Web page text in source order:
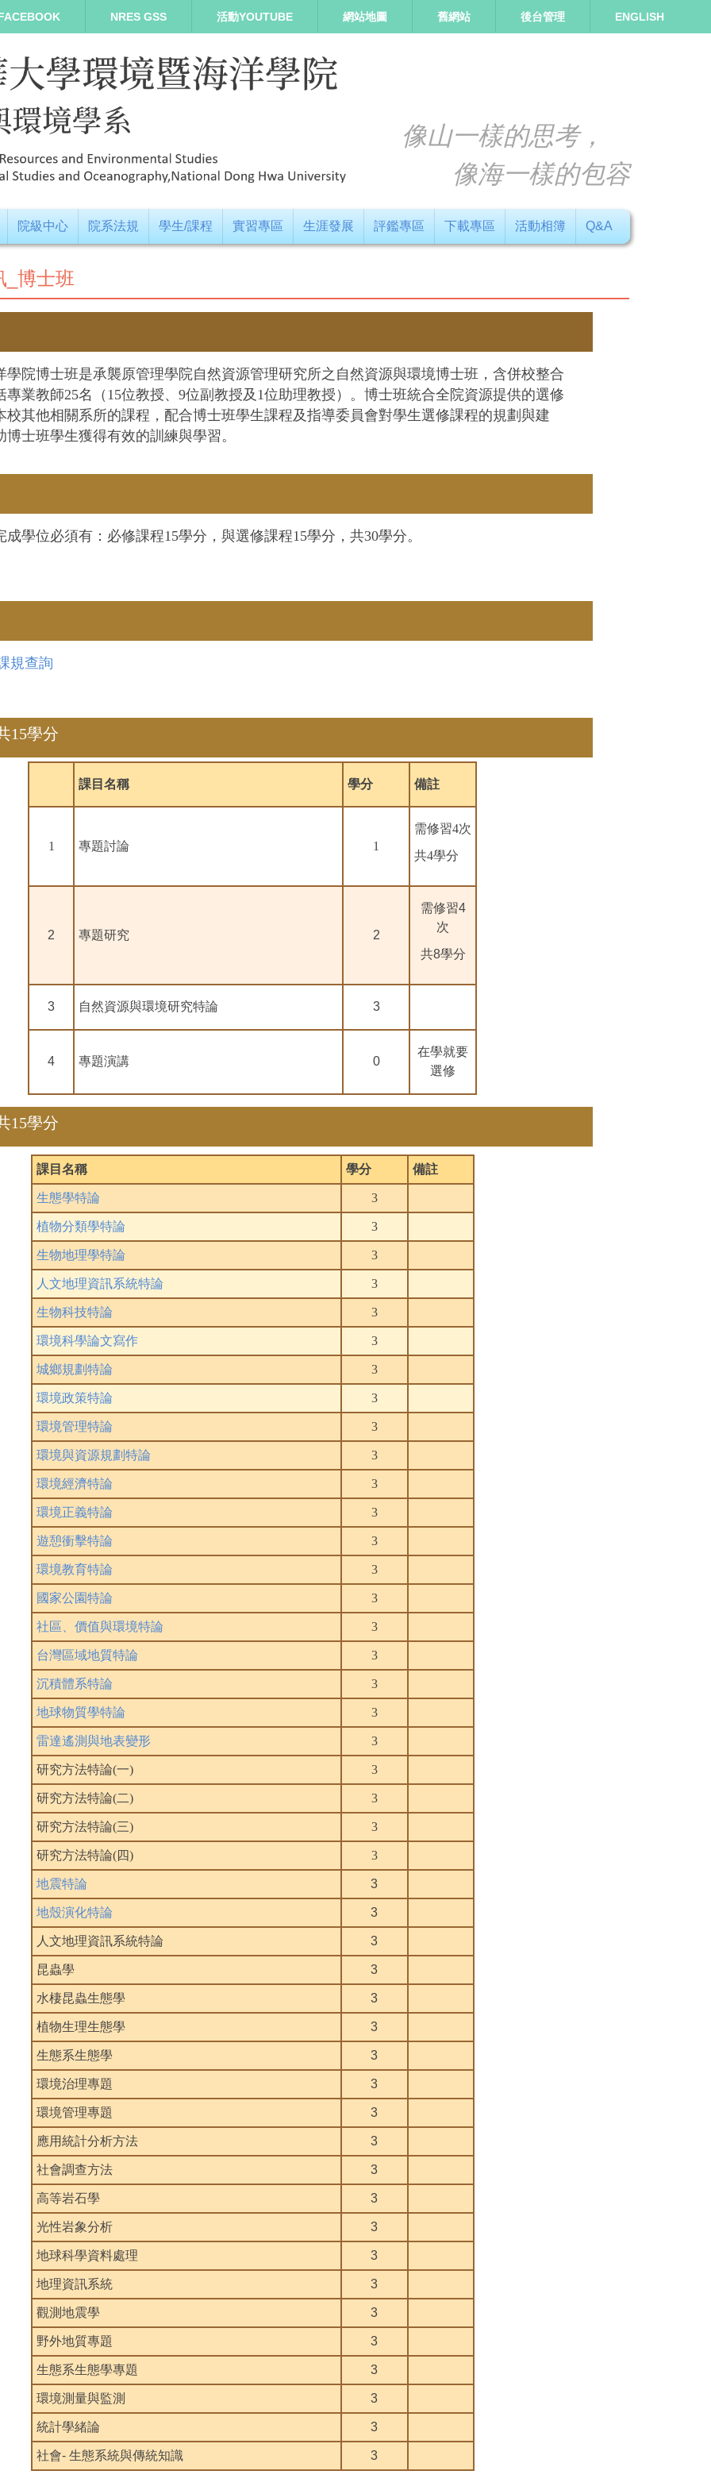
NRES GSS 活動YOUTUBE 網站地圖 舊網站 後台管理 ENGLISH
像山一樣的思考，
像海一樣的包容
院級中心 院系法規 學生/課程 實習專區 生涯發展 評鑑專區 下載專區 活動相簿 Q&A
_博士班
學院博士班是承襲原管理學院自然資源管理研究所之自然資源與環境博士班，含併校整合
專業教師25名（15位教授、9位副教授及1位助理教授）。博士班統合全院資源提供的選修
校其他相關系所的課程，配合博士班學生課程及指導委員會對學生選修課程的規劃與建
博士班學生獲得有效的訓練與學習。
成學位必須有：必修課程15學分，與選修課程15學分，共30學分。
規查詢
15學分
課目名稱 學分 備註
1 專題討論 1
需修習4次
共4學分
2 專題研究 2
需修習4
次
共8學分
3 自然資源與環境研究特論 3
4 專題演講 0
在學就要
選修
15學分
課目名稱 學分 備註
生態學特論 3
植物分類學特論 3
生物地理學特論 3
人文地理資訊系統特論 3
生物科技特論 3
環境科學論文寫作 3
城鄉規劃特論 3
環境政策特論 3
環境管理特論 3
環境與資源規劃特論 3
環境經濟特論 3
環境正義特論 3
遊憩衝擊特論 3
環境教育特論 3
國家公園特論 3
社區、價值與環境特論 3
台灣區域地質特論 3
沉積體系特論 3
地球物質學特論 3
雷達遙測與地表變形 3
研究方法特論(一) 3
研究方法特論(二) 3
研究方法特論(三) 3
研究方法特論(四) 3
地震特論 3
地殼演化特論 3
人文地理資訊系統特論 3
昆蟲學 3
水棲昆蟲生態學 3
植物生理生態學 3
生態系生態學 3
環境治理專題 3
環境管理專題 3
應用統計分析方法 3
社會調查方法 3
高等岩石學 3
光性岩象分析 3
地球科學資料處理 3
地理資訊系統 3
觀測地震學 3
野外地質專題 3
生態系生態學專題 3
環境測量與監測 3
統計學緒論 3
社會- 生態系統與傳統知識 3